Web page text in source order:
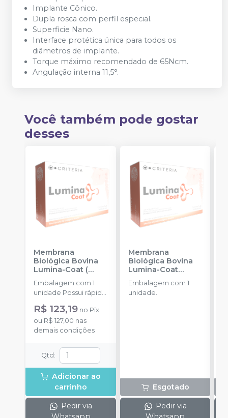
Implante Cônico.
Dupla rosca com perfil especial.
Superficie Nano.
Interface protética única para todos os
diâmetros de implante.
Torque máximo recomendado de 65Ncm.
Angulação interna 11,5°.
Você também pode gostar
desses
Membrana
Biológica Bovina
Lumina-Coat (
CRITERIA
Embalagem com 1
unidade Possui rápida
R$ 123,19 no Pix
ou R$ 127,00 nas
demais condições
Qtd :
Adicionar ao
carrinho
Pedir via
Membrana
Biológica Bovina
Lumina-Coat
CRITERIA
Embalagem com 1
unidade.
Esgotado
Pedir via